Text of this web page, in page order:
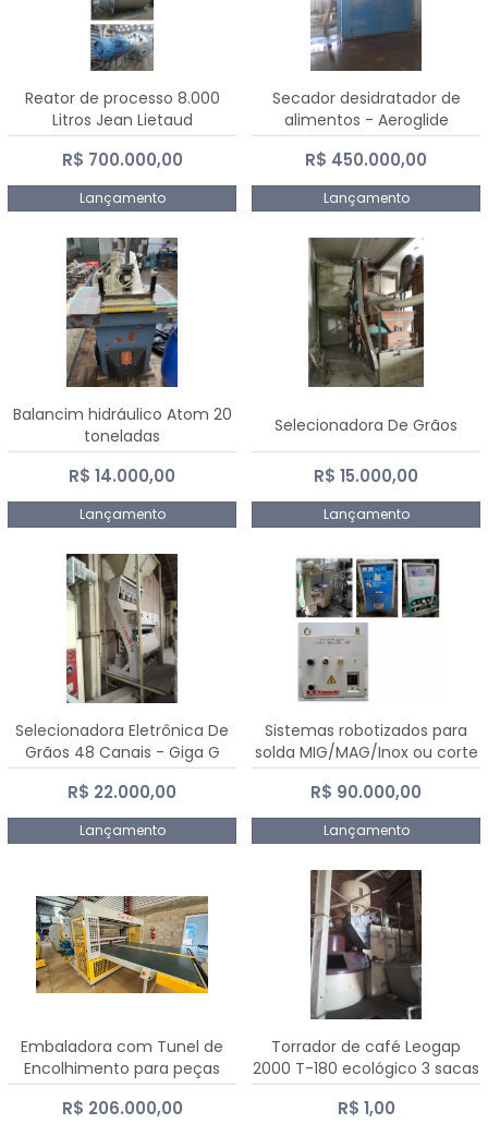
Reator de processo 8.000
Litros Jean Lietaud
R$ 700.000,00
Lançamento
Secador desidratador de
alimentos - Aeroglide
R$ 450.000,00
Lançamento
Balancim hidráulico Atom 20
toneladas
R$ 14.000,00
Lançamento
Selecionadora De Grãos
R$ 15.000,00
Lançamento
Selecionadora Eletrônica De
Grãos 48 Canais - Giga G
10000
R$ 22.000,00
Lançamento
Sistemas robotizados para
solda MIG/MAG/Inox ou corte
plasma
R$ 90.000,00
Lançamento
Embaladora com Tunel de
Encolhimento para peças
grandes portas janelas -
Dalmak
R$ 206.000,00
Torrador de café Leogap
2000 T-180 ecológico 3 sacas
de carga 540 kg/h
R$ 1,00